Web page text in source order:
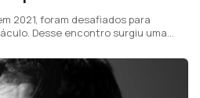
2021, foram desafiados para
Desse encontro surgiu uma